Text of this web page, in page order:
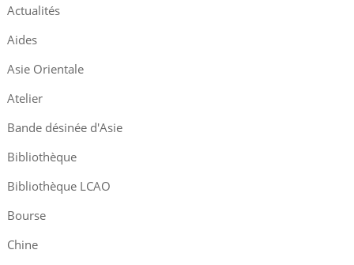
Actualités
Aides
Asie Orientale
Atelier
Bande désinée d'Asie
Bibliothèque
Bibliothèque LCAO
Bourse
Chine